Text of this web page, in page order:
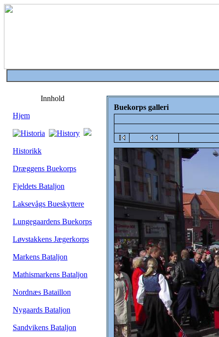
Innhold
Hjem
Historikk
Dræggens Buekorps
Fjeldets Bataljon
Laksevågs Bueskyttere
Lungegaardens Buekorps
Løvstakkens Jægerkorps
Markens Bataljon
Mathismarkens Bataljon
Nordnæs Bataillon
Nygaards Bataljon
Sandvikens Bataljon
Buekorps galleri